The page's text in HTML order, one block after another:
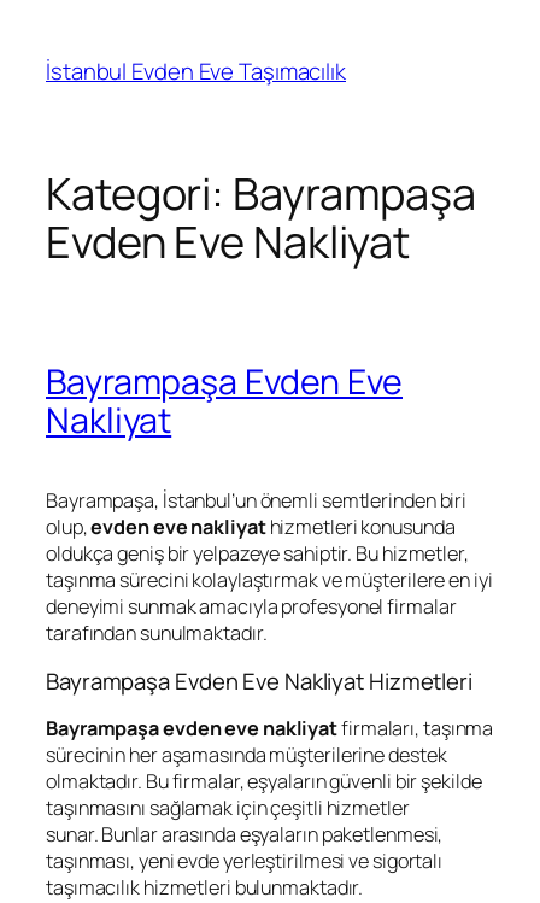
İstanbul Evden Eve Taşımacılık
Kategori: Bayrampaşa
Evden Eve Nakliyat
Bayrampaşa Evden Eve
Nakliyat
Bayrampaşa, İstanbul’un önemli semtlerinden biri
olup,evden eve nakliyathizmetleri konusunda
oldukça geniş bir yelpazeye sahiptir. Bu hizmetler,
taşınma sürecini kolaylaştırmak ve müşterilere en iyi
deneyimi sunmak amacıyla profesyonel firmalar
tarafından sunulmaktadır.
Bayrampaşa Evden Eve Nakliyat Hizmetleri
Bayrampaşa evden eve nakliyatfirmaları, taşınma
sürecinin her aşamasında müşterilerine destek
olmaktadır. Bu firmalar, eşyaların güvenli bir şekilde
taşınmasını sağlamak için çeşitli hizmetler
sunar. Bunlar arasında eşyaların paketlenmesi,
taşınması, yeni evde yerleştirilmesi ve sigortalı
taşımacılık hizmetleri bulunmaktadır.